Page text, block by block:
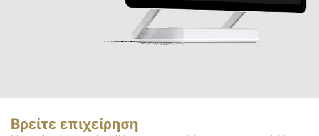
Βρείτε επιχείρηση